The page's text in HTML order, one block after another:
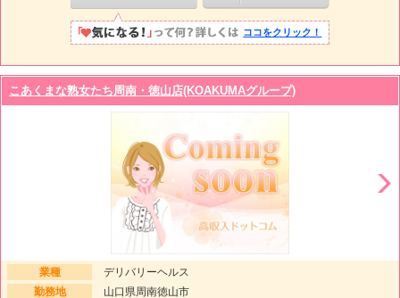
ココをクリック！
こあくまな熟女たち周南・徳山店(KOAKUMAグループ)
業種
デリバリーヘルス
勤務地
山口県周南徳山市